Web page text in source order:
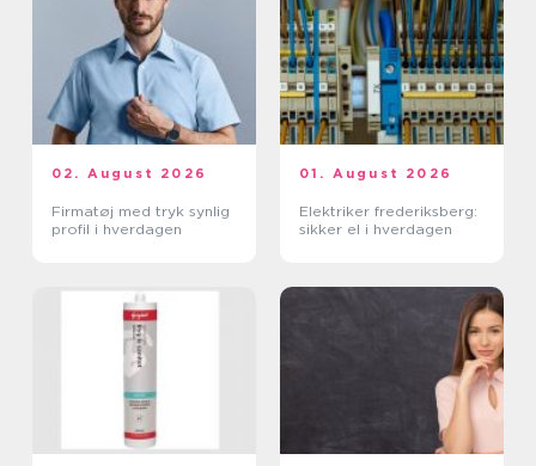
02. August 2026
Firmatøj med tryk synlig
profil i hverdagen
01. August 2026
Elektriker frederiksberg:
sikker el i hverdagen